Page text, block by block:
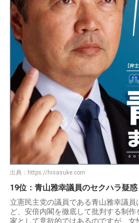
出典： https://hisasuke.com
19位：青山雅幸議員のセクハラ疑惑
立憲民主党の議員である青山雅幸議員
ど、安倍内閣を徹底して批判する制
家として意欲的ではあるのですが、女